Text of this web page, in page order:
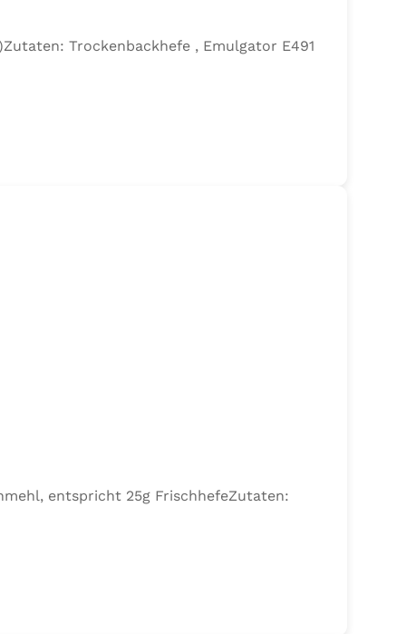
Trockenbackhefe , Emulgator E491
entspricht 25g FrischhefeZutaten: